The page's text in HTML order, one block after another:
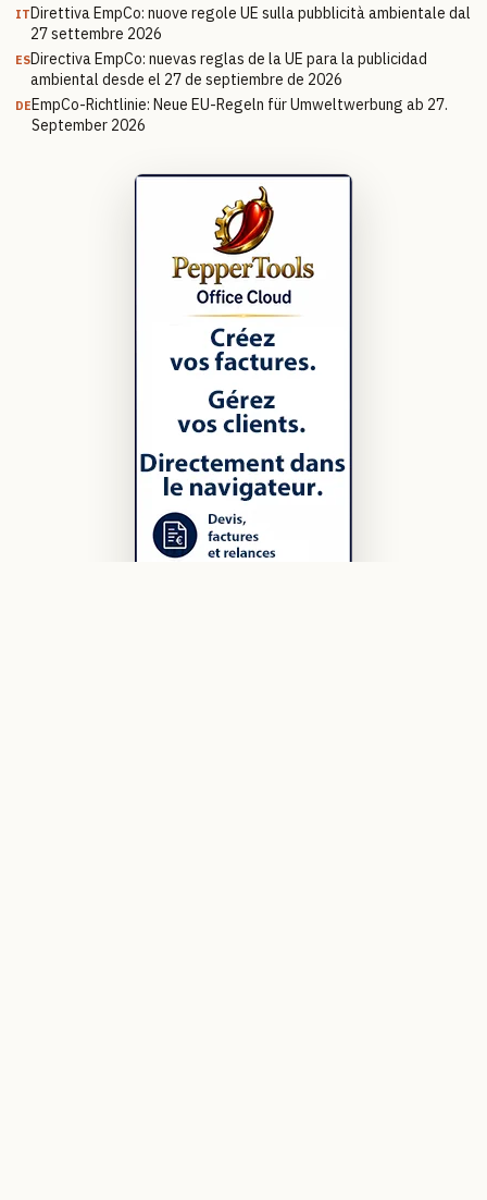
ITDirettiva EmpCo: nuove regole UE sulla pubblicità ambientale dal
27 settembre 2026
ESDirectiva EmpCo: nuevas reglas de la UE para la publicidad
ambiental desde el 27 de septiembre de 2026
DEEmpCo-Richtlinie: Neue EU-Regeln für Umweltwerbung ab 27.
September 2026